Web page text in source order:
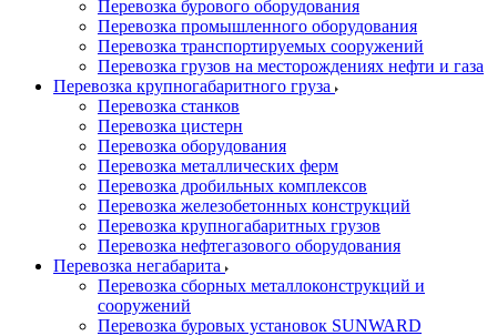
Перевозка бурового оборудования
Перевозка промышленного оборудования
Перевозка транспортируемых сооружений
Перевозка грузов на месторождениях нефти и газа
Перевозка крупногабаритного груза
Перевозка станков
Перевозка цистерн
Перевозка оборудования
Перевозка металлических ферм
Перевозка дробильных комплексов
Перевозка железобетонных конструкций
Перевозка крупногабаритных грузов
Перевозка нефтегазового оборудования
Перевозка негабарита
Перевозка сборных металлоконструкций и
сооружений
Перевозка буровых установок SUNWARD